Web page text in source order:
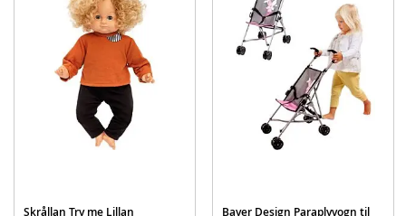
Mål eske: 11 x 23,5 x 40 cm (LxBxH)
Lengde dukke: 36 cm
Batteribehov: 3 x AAA-batterier
Materiale: plast (PVC)
Alder: fra 12 mnd.
EAN 7315621611201
Skrållan Try me Lillan
Bayer Design Paraplyvogn til